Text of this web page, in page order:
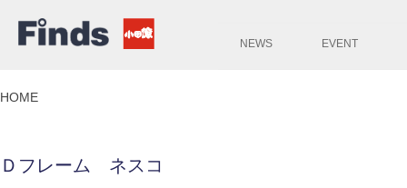
NEWS EVENT
HOME
Ｄフレーム ネスコ